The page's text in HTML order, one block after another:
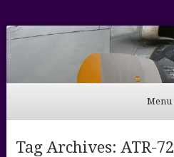
Menu
Tag Archives: ATR-